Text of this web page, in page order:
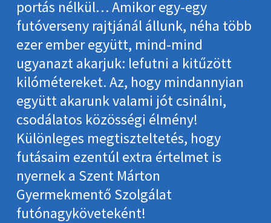
portás nélkül… Amikor egy-egy
futóverseny rajtjánál állunk, néha több
ezer ember együtt, mind-mind
ugyanazt akarjuk: lefutni a kitűzött
kilómétereket. Az, hogy mindannyian
együtt akarunk valami jót csinálni,
csodálatos közösségi élmény!
Különleges megtiszteltetés, hogy
futásaim ezentúl extra értelmet is
nyernek a Szent Márton
Gyermekmentő Szolgálat
futónagyköveteként!